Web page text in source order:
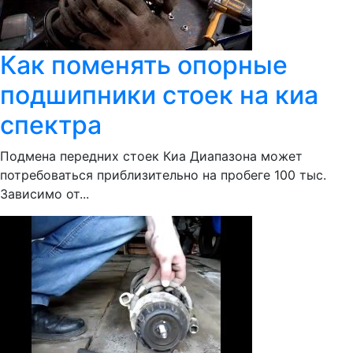
Как поменять опорные
подшипники стоек на киа
спектра
Подмена передних стоек Киа Диапазона может
потребоваться приблизительно на пробеге 100 тыс.
Зависимо от...